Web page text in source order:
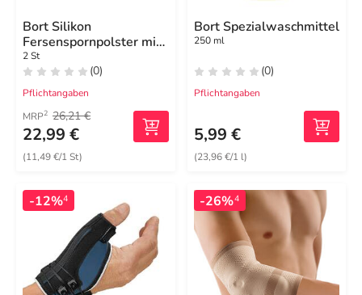
Bort Silikon
Fersenspornpolster mit
Softspot medium
2 St
(0)
Pflichtangaben
MRP2 26,21 €
22,99 €
(11,49 €/1 St)
Bort Spezialwaschmittel
250 ml
(0)
Pflichtangaben
5,99 €
(23,96 €/1 l)
-12%4 -26%4